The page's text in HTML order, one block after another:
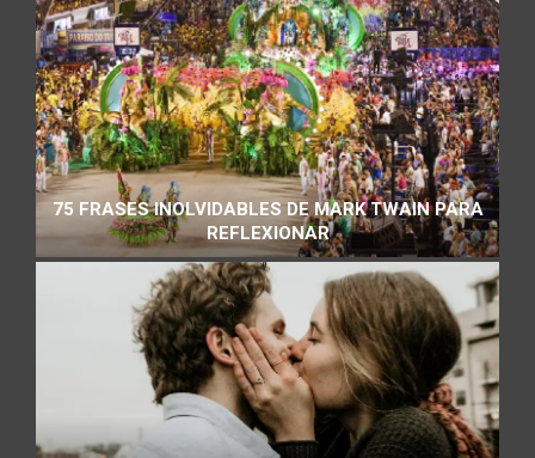
75 FRASES INOLVIDABLES DE MARK TWAIN PARA
REFLEXIONAR